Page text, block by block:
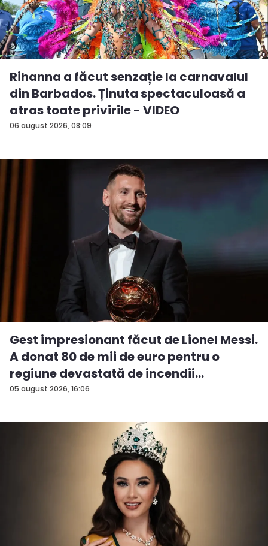
06 august 2026, 08:09
Rihanna a făcut senzație la carnavalul
din Barbados. Ținuta spectaculoasă a
atras toate privirile - VIDEO
05 august 2026, 16:06
Gest impresionant făcut de Lionel Messi.
A donat 80 de mii de euro pentru o
regiune devastată de incendii